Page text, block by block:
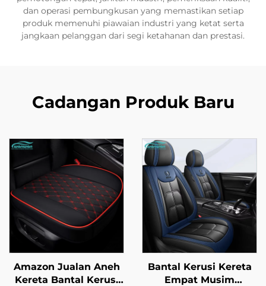
dan operasi pembungkusan yang memastikan setiap
produk memenuhi piawaian industri yang ketat serta
jangkaan pelanggan dari segi ketahanan dan prestasi.
Cadangan Produk Baru
Amazon Jualan Aneh
Kereta Bantal Kerusi
Bantal Kerusi Kereta
Empat Musim